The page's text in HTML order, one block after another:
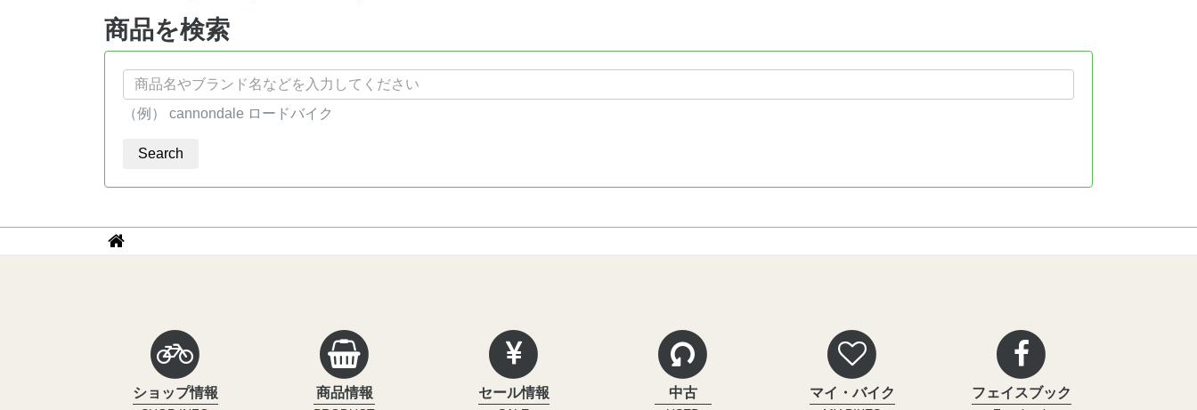
商品を検索
（例） cannondale ロードバイク
パ
ニ
ショップ情報 商品情報 セール情報 中古 マイ・バイク フェイスブック